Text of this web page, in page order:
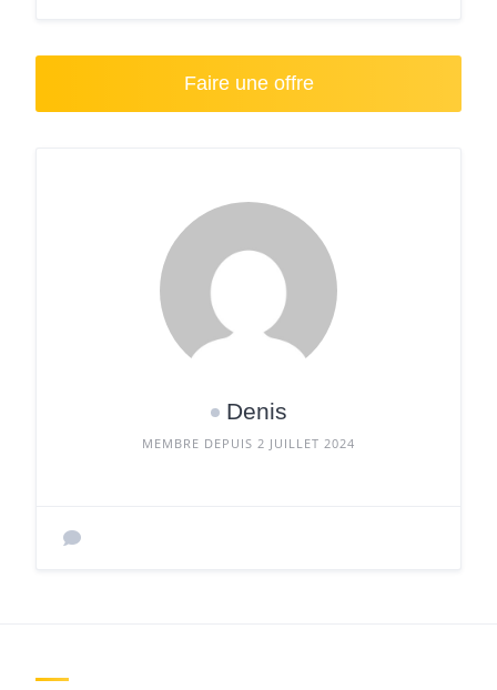
Faire une offre
Denis
MEMBRE DEPUIS 2 JUILLET 2024